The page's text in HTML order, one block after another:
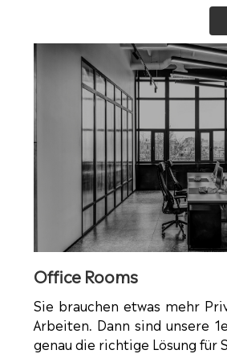
Office Rooms
Sie brauchen etwas mehr
Arbeiten. Dann sind unsere
genau die richtige Lösung für